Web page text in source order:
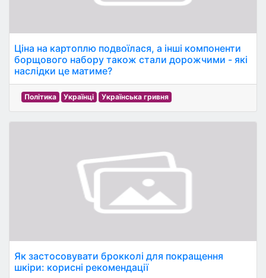
Ціна на картоплю подвоїлася, а інші компоненти
борщового набору також стали дорожчими - які
наслідки це матиме?
Політика Українці Українська гривня
Як застосовувати брокколі для покращення
шкіри: корисні рекомендації